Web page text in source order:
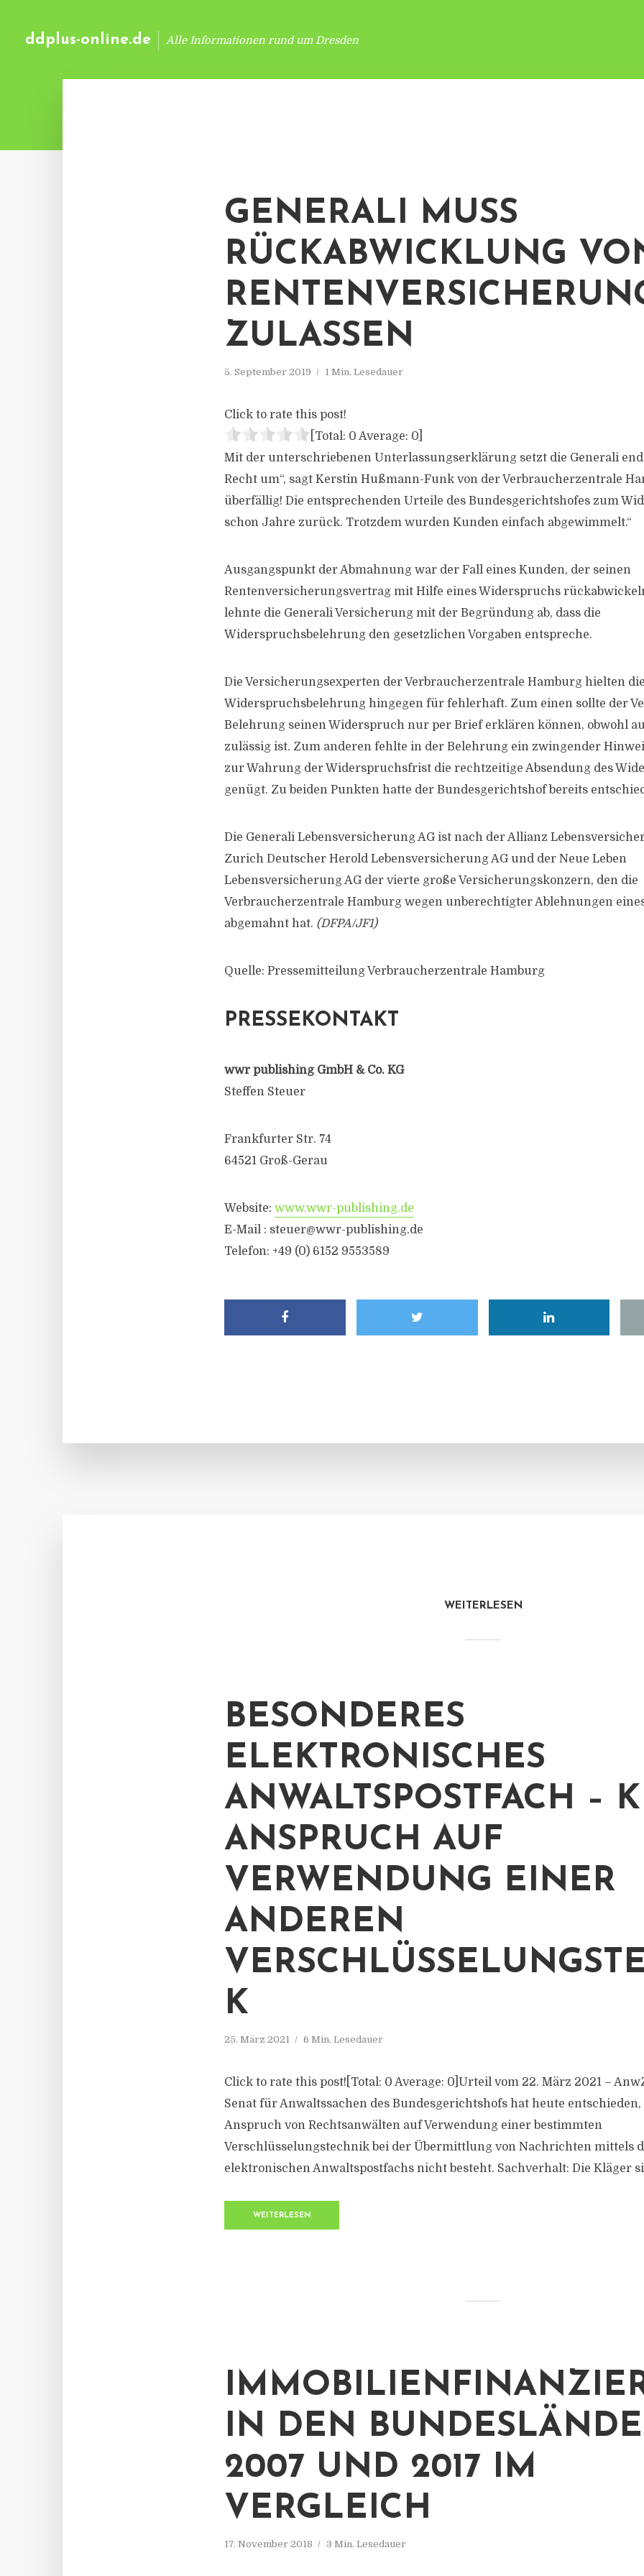
ddplus-online.de Alle Informationen rund um Dresden
GENERALI MUSS
RÜCKABWICKLUNG
ZULASSEN
5. September 2019 1 Min. Lesedauer
Click to rate this post!
[Total: 0 Average: 0
Mit der unterschriebenen Unterlassungserklärung setzt die Generali
Recht um“, sagt Kerstin Hußmann-Funk von der Verbraucherzentrale
überfällig! Die entsprechenden Urteile des Bundesgerichtshofes zum
schon Jahre zurück. Trotzdem wurden Kunden einfach abgewimmelt.“
Ausgangspunkt der Abmahnung war der Fall eines Kunden, der seinen
Rentenversicherungsvertrag mit Hilfe eines Widerspruchs
lehnte die Generali Versicherung mit der Begründung ab, dass die
Widerspruchsbelehrung den gesetzlichen Vorgaben entspreche.
Die Versicherungsexperten der Verbraucherzentrale Hamburg hielten
Widerspruchsbelehrung hingegen für fehlerhaft. Zum einen sollte der
Belehrung seinen Widerspruch nur per Brief erklären können, obwohl
zulässig ist. Zum anderen fehlte in der Belehrung ein zwingender
zur Wahrung der Widerspruchsfrist die rechtzeitige Absendung des
genügt. Zu beiden Punkten hatte der Bundesgerichtshof bereits
Die Generali Lebensversicherung AG ist nach der Allianz
Zurich Deutscher Herold Lebensversicherung AG und der Neue Leben
Lebensversicherung AG der vierte große Versicherungskonzern, den die
Verbraucherzentrale Hamburg wegen unberechtigter Ablehnungen
abgemahnt hat. (DFPA/JF1)
Quelle: Pressemitteilung Verbraucherzentrale Hamburg
PRESSEKONTAKT
wwr publishing GmbH & Co. KG
Steffen Steuer
Frankfurter Str. 74
64521 Groß-Gerau
Website: www.wwr-publishing.de
E-Mail : steuer@wwr-publishing.de
Telefon: +49 (0) 6152 9553589
WEITERLESEN
BESONDERES
ELEKTRONISCHES
ANWALTSPOSTFACH –
ANSPRUCH AUF
VERWENDUNG EINER
ANDEREN
K
25. März 2021 6 Min. Lesedauer
Click to rate this post![Total: 0 Average: 0]Urteil vom 22. März 2021 –
Senat für Anwaltssachen des Bundesgerichtshofs hat heute entschieden,
Anspruch von Rechtsanwälten auf Verwendung einer bestimmten
Verschlüsselungstechnik bei der Übermittlung von Nachrichten mittels
elektronischen Anwaltspostfachs nicht besteht. Sachverhalt: Die Kläger
WEITERLESEN
IN DEN
2007 UND 2017 IM
VERGLEICH
17. November 2018 3 Min. Lesedauer